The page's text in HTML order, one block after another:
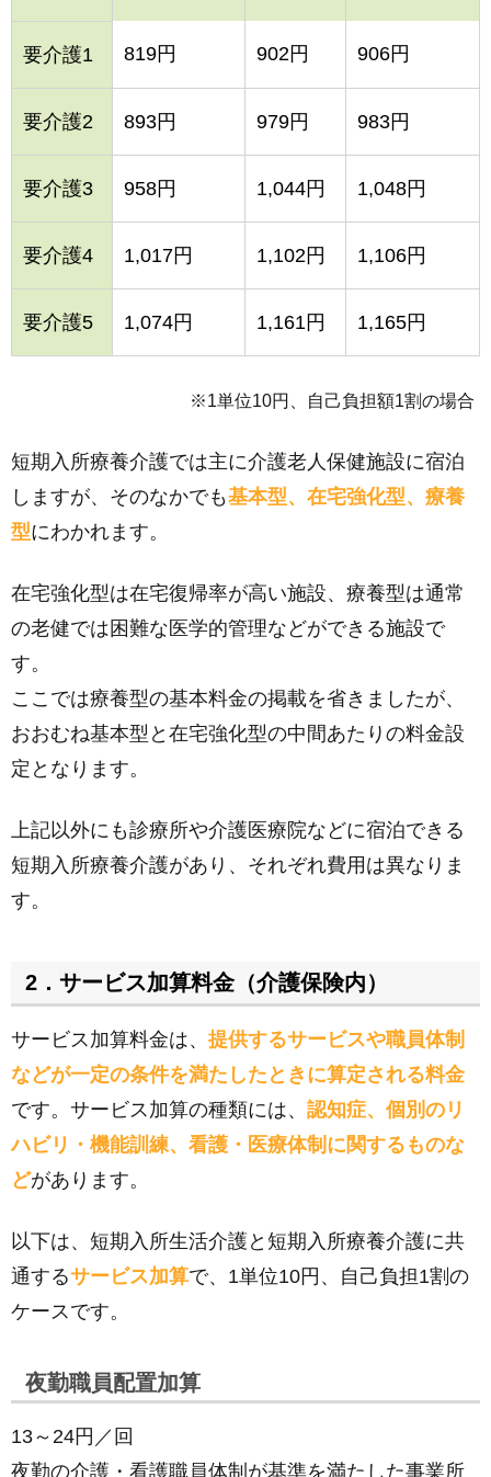
要介護1 819円 902円 906円
要介護2 893円 979円 983円
要介護3 958円 1,044円 1,048円
要介護4 1,017円 1,102円 1,106円
要介護5 1,074円 1,161円 1,165円
※1単位10円、自己負担額1割の場合
短期入所療養介護では主に介護老人保健施設に宿泊
しますが、そのなかでも基本型、在宅強化型、療養
型にわかれます。
在宅強化型は在宅復帰率が高い施設、療養型は通常
の老健では困難な医学的管理などができる施設で
す。
ここでは療養型の基本料金の掲載を省きましたが、
おおむね基本型と在宅強化型の中間あたりの料金設
定となります。
上記以外にも診療所や介護医療院などに宿泊できる
短期入所療養介護があり、それぞれ費用は異なりま
す。
2．サービス加算料金（介護保険内）
サービス加算料金は、 提供するサービスや職員体制
などが一定の条件を満たしたときに算定される料金
です。サービス加算の種類には、 認知症、個別のリ
ハビリ・機能訓練、看護・医療体制に関するものな
どがあります。
以下は、短期入所生活介護と短期入所療養介護に共
通するサービス加算で、1単位10円、自己負担1割の
ケースです。
夜勤職員配置加算
13～24円／回
夜勤の介護・看護職員体制が基準を満たした事業所